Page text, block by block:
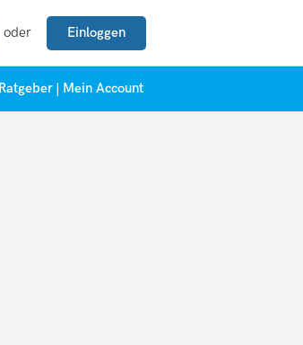
oder Einloggen
Ratgeber Mein Account